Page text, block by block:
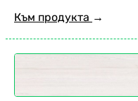
Към продукта →